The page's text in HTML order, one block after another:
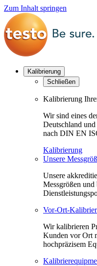
Zum Inhalt springen
Kalibrierung
Schließen
Kalibrierung
Wir sind eines
Deutschland
nach DIN EN
Kalibrierung
Unsere
Unsere
Messgrößen und
Vor-Ort-
Wir kalibrieren
Kunden vor Ort
hochpräzisem